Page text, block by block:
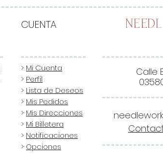
CUENTA
> Mi Cuenta
> Perfil
> Lista de Deseos
> Mis Pedidos
> Mis Direcciones
> Mi Billetera
> Notificaciones
> Opciones
Calle